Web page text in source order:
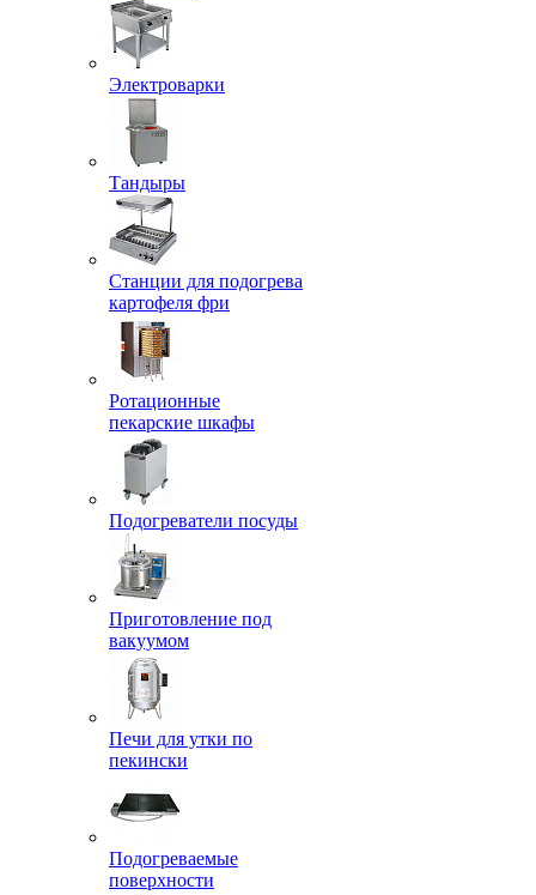
Электроварки
Тандыры
Станции для подогрева
картофеля фри
Ротационные
пекарские шкафы
Подогреватели посуды
Приготовление под
вакуумом
Печи для утки по
пекински
Подогреваемые
поверхности